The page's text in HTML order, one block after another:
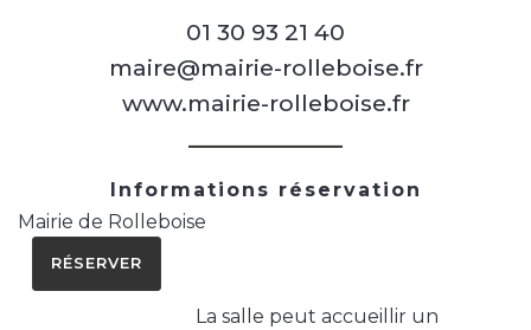
01 30 93 21 40
maire@mairie-rolleboise.fr
www.mairie-rolleboise.fr
Informations réservation
Mairie de Rolleboise
RÉSERVER
La salle peut accueillir un